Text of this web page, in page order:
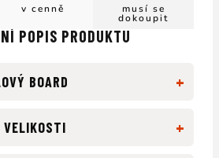
POPIS PRODUKTU
BOARD +
VELIKOSTI +
v cenně musí se
dokoupit